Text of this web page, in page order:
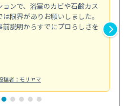
ンで、浴室のカビや石鹸カス
限界がありお願いしました。
前説明からすでにプロらしさを
稿者：モリヤマ